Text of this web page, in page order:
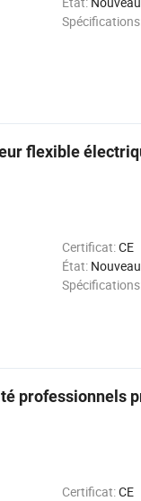
flexible
Certificat:CE
État: Nouveau
professionnels
Certificat:CE